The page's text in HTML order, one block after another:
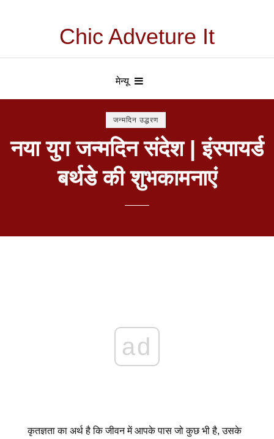
Chic Adveture It
मेन्यू
जन्मदिन उद्धरण
नया युग जन्मदिन संदेश | इंस्पायर्ड
बर्थडे की शुभकामनाएं
ad
कृतज्ञता का अर्थ है कि जीवन में आपके पास जो कुछ भी है, उसके